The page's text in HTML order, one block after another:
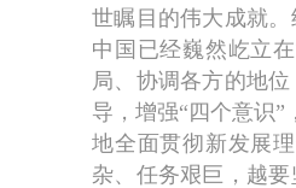
世瞩目的伟大成就
中国已经巍然屹立
局、协调各方的地
导，增强“四个意识”
地全面贯彻新发展
杂、任务艰巨，越